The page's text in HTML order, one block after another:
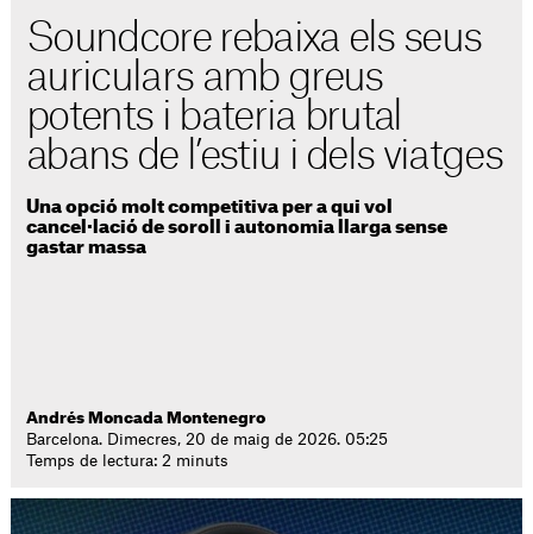
Soundcore rebaixa els seus
auriculars amb greus
potents i bateria brutal
abans de l’estiu i dels viatges
Una opció molt competitiva per a qui vol
cancel·lació de soroll i autonomia llarga sense
gastar massa
Andrés Moncada Montenegro
Barcelona. Dimecres, 20 de maig de 2026. 05:25
Temps de lectura: 2 minuts